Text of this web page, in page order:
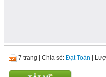
7 trang |Chia sẻ:Đạt Toàn |